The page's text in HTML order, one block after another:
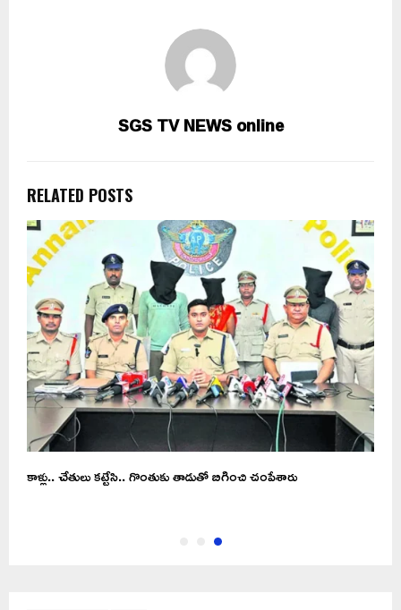
SGS TV NEWS online
RELATED POSTS
కాళ్లు.. చేతులు కట్టేసి.. గొంతుకు తాడుతో బిగించి చంపేశారు